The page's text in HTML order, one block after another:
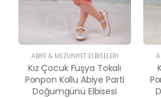
ABİYE & MEZUNİYET ELBİSELERİ
Kız Çocuk Fuşya Tokalı
Ponpon Kollu Abiye Parti
Doğumgünü Elbisesi